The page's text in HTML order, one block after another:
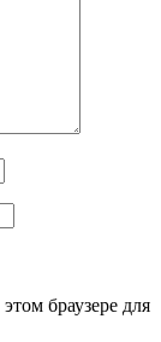
браузере для